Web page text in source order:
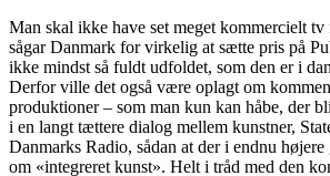
Man skal ikke have set meget kommercielt
sågar Danmark for virkelig at sætte pris på
ikke mindst så fuldt udfoldet, som den er i
Derfor ville det også være oplagt om
produktioner – som man kun kan håbe, der
i en langt tættere dialog mellem kunstner,
Danmarks Radio, sådan at der i endnu
om «integreret kunst». Helt i tråd med den